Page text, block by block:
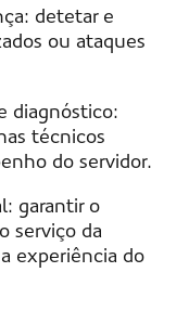
detetar e
ou ataques
diagnóstico:
técnicos
do servidor.
garantir o
serviço da
experiência do